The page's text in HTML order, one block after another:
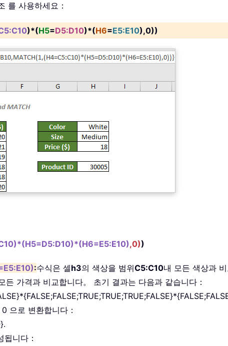
를 사용하세요：
)*(H5=D5:D10)*(H6=E5:E10),0))
,0))
:수식은 셀h3의 색상을 범위C5:C10내 모든 색상과
든 가격과 비교합니다。 초기 결과는 다음과 같습니다：
으로 변환합니다：
니다：